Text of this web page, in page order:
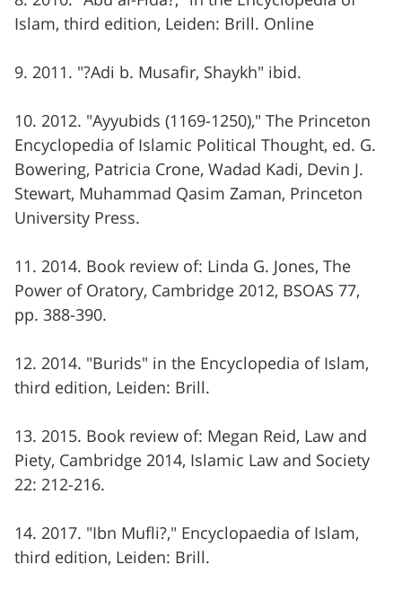
Islam, third edition, Leiden: Brill. Online
9. 2011. "?Adi b. Musafir, Shaykh" ibid.
10. 2012. "Ayyubids (1169-1250)," The Princeton
Encyclopedia of Islamic Political Thought, ed. G.
Bowering, Patricia Crone, Wadad Kadi, Devin J.
Stewart, Muhammad Qasim Zaman, Princeton
University Press.
11. 2014. Book review of: Linda G. Jones, The
Power of Oratory, Cambridge 2012, BSOAS 77,
pp. 388-390.
12. 2014. "Burids" in the Encyclopedia of Islam,
third edition, Leiden: Brill.
13. 2015. Book review of: Megan Reid, Law and
Piety, Cambridge 2014, Islamic Law and Society
22: 212-216.
14. 2017. "Ibn Mufli?," Encyclopaedia of Islam,
third edition, Leiden: Brill.